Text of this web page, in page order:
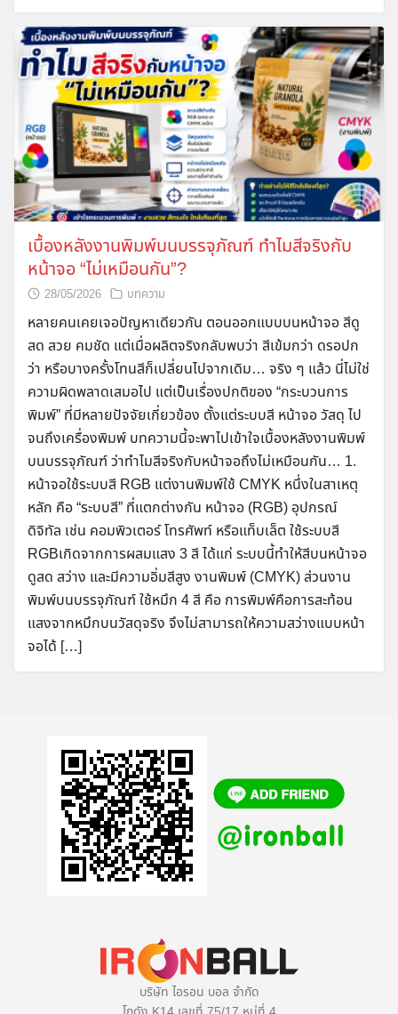
เบื้องหลังงานพิมพ์บนบรรจุภัณฑ์ ทำไมสีจริงกับ
หน้าจอ “ไม่เหมือนกัน”?
28/05/2026 บทความ
หลายคนเคยเจอปัญหาเดียวกัน ตอนออกแบบบนหน้าจอ สีดู
สด สวย คมชัด แต่เมื่อผลิตจริงกลับพบว่า สีเข้มกว่า ดรอปก
ว่า หรือบางครั้งโทนสีก็เปลี่ยนไปจากเดิม… จริง ๆ แล้ว นี่ไม่ใช่
ความผิดพลาดเสมอไป แต่เป็นเรื่องปกติของ “กระบวนการ
พิมพ์” ที่มีหลายปัจจัยเกี่ยวข้อง ตั้งแต่ระบบสี หน้าจอ วัสดุ ไป
จนถึงเครื่องพิมพ์ บทความนี้จะพาไปเข้าใจเบื้องหลังงานพิมพ์
บนบรรจุภัณฑ์ ว่าทำไมสีจริงกับหน้าจอถึงไม่เหมือนกัน… 1.
หน้าจอใช้ระบบสี RGB แต่งานพิมพ์ใช้ CMYK หนึ่งในสาเหตุ
หลัก คือ “ระบบสี” ที่แตกต่างกัน หน้าจอ (RGB) อุปกรณ์
ดิจิทัล เช่น คอมพิวเตอร์ โทรศัพท์ หรือแท็บเล็ต ใช้ระบบสี
RGBเกิดจากการผสมแสง 3 สี ได้แก่ ระบบนี้ทำให้สีบนหน้าจอ
ดูสด สว่าง และมีความอิ่มสีสูง งานพิมพ์ (CMYK) ส่วนงาน
พิมพ์บนบรรจุภัณฑ์ ใช้หมึก 4 สี คือ การพิมพ์คือการสะท้อน
แสงจากหมึกบนวัสดุจริง จึงไม่สามารถให้ความสว่างแบบหน้า
จอได้ […]
บริษัท ไอรอน บอล จำกัด